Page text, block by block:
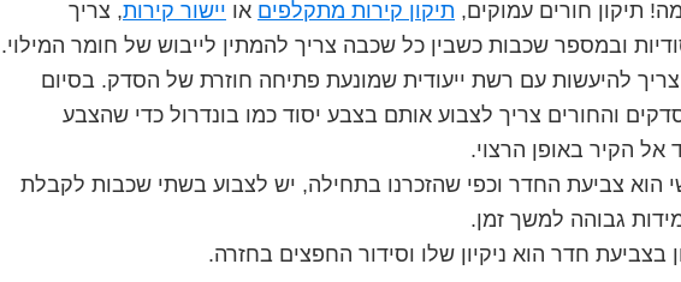
תיקון חורים עמוקים, תיקון קירות מתקלפים או יישור קירות, צריך
ובמספר שכבות כשבין כל שכבה צריך להמתין לייבוש של חומר המילוי.
צריך להיעשות עם רשת ייעודית שמונעת פתיחה חוזרת של הסדק. בסיום
והחורים צריך לצבוע אותם בצבע יסוד כמו בונדרול כדי שהצבע
אל הקיר באופן הרצוי.
הוא צביעת החדר וכפי שהזכרנו בתחילה, יש לצבוע בשתי שכבות לקבלת
גבוהה למשך זמן.
חדר הוא ניקיון שלו וסידור החפצים בחזרה.